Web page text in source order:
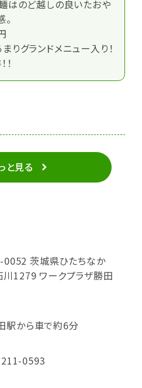
はのど越しの良いたおや
りグランドメニュー入り！
と見る
0052 茨城県ひたちなか
川1279 ワークプラザ勝田
駅から車で約6分
0593